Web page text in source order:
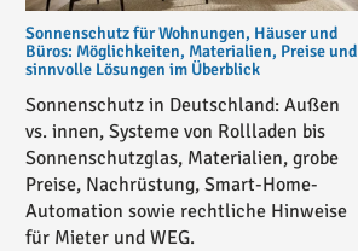
Sonnenschutz für Wohnungen, Häuser und
Büros: Möglichkeiten, Materialien, Preise und
sinnvolle Lösungen im Überblick
Sonnenschutz in Deutschland: Außen
vs. innen, Systeme von Rollladen bis
Sonnenschutzglas, Materialien, grobe
Preise, Nachrüstung, Smart-Home-
Automation sowie rechtliche Hinweise
für Mieter und WEG.